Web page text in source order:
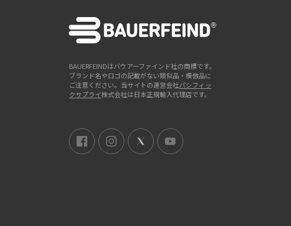
BAUERFEINDはバウアーファインド社の商標です。
ブランド名やロゴの記載がない類似品・模倣品に
ご注意ください。当サイトの運営会社パシフィッ
クサプライ株式会社は日本正規輸入代理店です。